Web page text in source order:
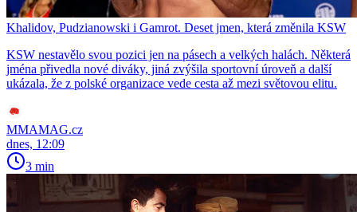
Khalidov, Pudzianowski i Gamrot. Deset jmen, která změnila KSW
KSW nestavělo svou pozici jen na pásech a velkých halách. Některá
jména přivedla nové diváky, jiná zvýšila sportovní úroveň a další
ukázala, že z polské organizace vede cesta až mezi světovou elitu.
MMAMAG.cz
dnes, 12:09
3 min